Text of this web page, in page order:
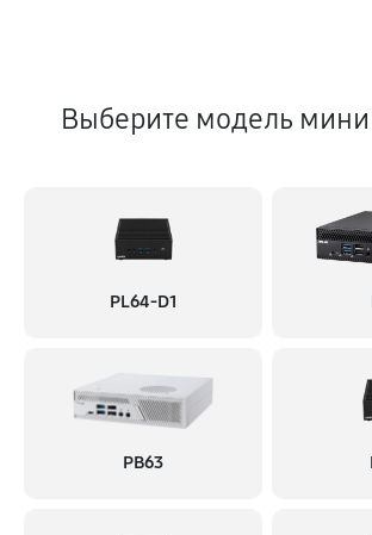
Выберите модель мини
PL64-D1
PB63